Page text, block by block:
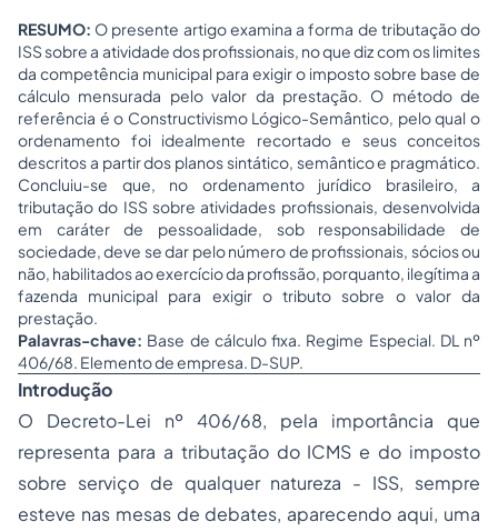
RESUMO: O presente artigo examina a forma de tributação do
ISS sobre a atividade dos profissionais, no que diz com os limites
da competência municipal para exigir o imposto sobre base de
cálculo mensurada pelo valor da prestação. O método de
referência é o Constructivismo Lógico-Semântico, pelo qual o
ordenamento foi idealmente recortado e seus conceitos
descritos a partir dos planos sintático, semântico e pragmático.
Concluiu-se que, no ordenamento jurídico brasileiro, a
tributação do ISS sobre atividades profissionais, desenvolvida
em caráter de pessoalidade, sob responsabilidade de
sociedade, deve se dar pelo número de profissionais, sócios ou
não, habilitados ao exercício da profissão, porquanto, ilegítima a
fazenda municipal para exigir o tributo sobre o valor da
prestação.
Palavras-chave: Base de cálculo fixa. Regime Especial. DL nº
406/68. Elemento de empresa. D-SUP.
Introdução
O Decreto-Lei nº 406/68, pela importância que
representa para a tributação do ICMS e do imposto
sobre serviço de qualquer natureza - ISS, sempre
esteve nas mesas de debates, aparecendo aqui, uma